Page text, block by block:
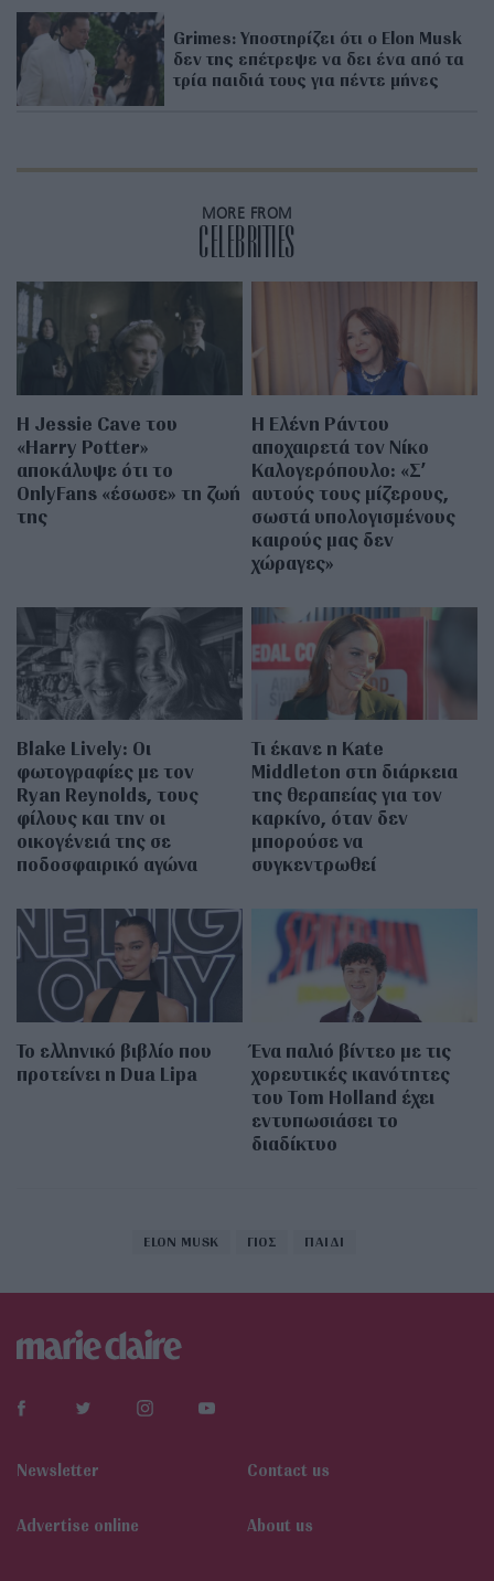
Grimes: Υποστηρίζει ότι ο Elon Musk
δεν της επέτρεψε να δει ένα από τα
τρία παιδιά τους για πέντε μήνες
MORE FROM
CELEBRITIES
Η Jessie Cave του
«Harry Potter»
αποκάλυψε ότι το
OnlyFans «έσωσε» τη ζωή
της
Η Ελένη Ράντου
αποχαιρετά τον Νίκο
Καλογερόπουλο: «Σ’
αυτούς τους μίζερους,
σωστά υπολογισμένους
καιρούς μας δεν
χώραγες»
Blake Lively: Οι
φωτογραφίες με τον
Ryan Reynolds, τους
φίλους και την οι
οικογένειά της σε
ποδοσφαιρικό αγώνα
Τι έκανε η Kate
Middleton στη διάρκεια
της θεραπείας για τον
καρκίνο, όταν δεν
μπορούσε να
συγκεντρωθεί
Το ελληνικό βιβλίο που
προτείνει η Dua Lipa
Ένα παλιό βίντεο με τις
χορευτικές ικανότητες
του Tom Holland έχει
εντυπωσιάσει το
διαδίκτυο
ELON MUSK ΓΙΟΣ ΠΑΙΔΙ
Newsletter Contact us
Αdvertise online About us